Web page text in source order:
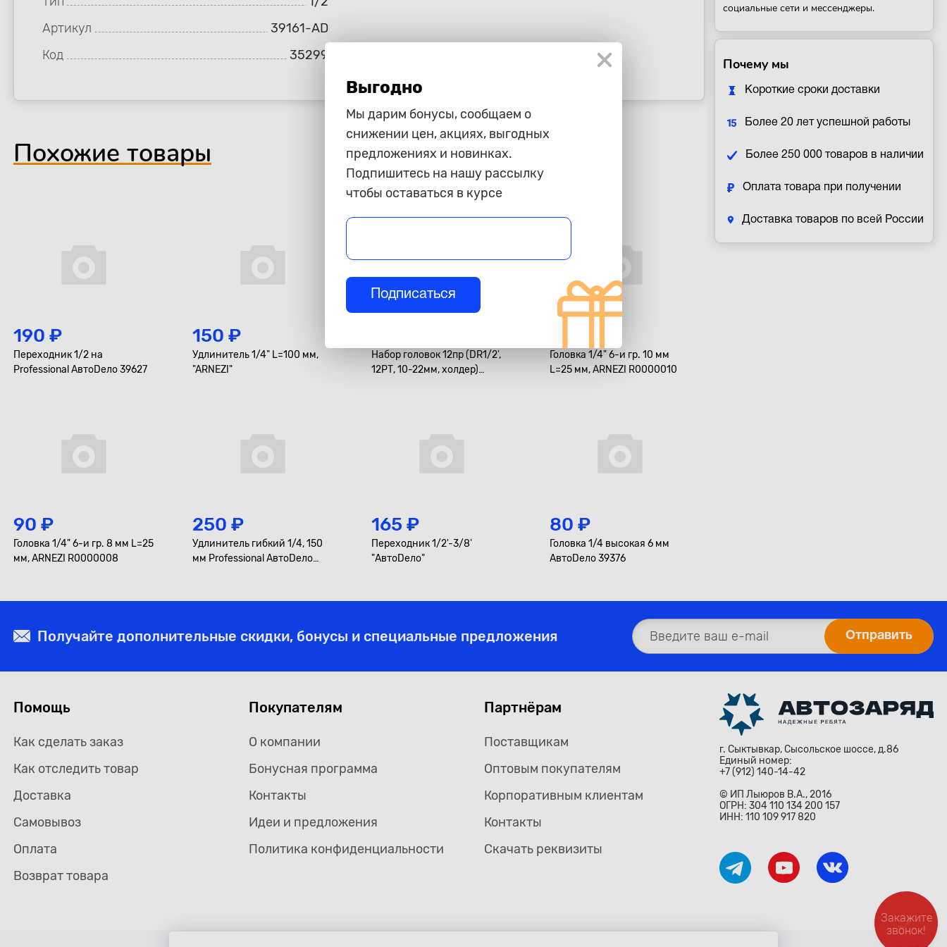
Артикул
39161-AD
Код
35299
Похожие товары
190 ₽
Переходник 1/2 на
Professional АвтоDело 39627
150 ₽
Удлинитель 1/4" L=100 мм,
"ARNEZI"
Набор головок 12пр (DR1/2',
12РТ, 10-22мм, холдер)
Головка 1/4" 6-и гр. 10 мм
L=25 мм, ARNEZI R0000010
90 ₽
Головка 1/4" 6-и гр. 8 мм L=25
мм, ARNEZI R0000008
250 ₽
Удлинитель гибкий 1/4, 150
мм Professional АвтоDело
165 ₽
Переходник 1/2'-3/8'
"АвтоDело"
80 ₽
Головка 1/4 высокая 6 мм
АвтоDело 39376
социальные сети и мессенджеры.
Почему мы
Короткие сроки доставки
Более 20 лет успешной работы
Более 250 000 товаров в наличии
Оплата товара при получении
Доставка товаров по всей России
Получайте дополнительные скидки, бонусы и специальные предложения
Помощь
Как сделать заказ
Как отследить товар
Доставка
Самовывоз
Оплата
Возврат товара
Покупателям
О компании
Бонусная программа
Контакты
Идеи и предложения
Политика конфиденциальности
Партнёрам
Поставщикам
Оптовым покупателям
Корпоративным клиентам
Контакты
Скачать реквизиты
г. Сыктывкар, Сысольское шоссе, д.86
Единый номер:
+7 (912) 140-14-42
© ИП Лыюров В.А., 2016
ОГРН: 304 110 134 200 157
ИНН: 110 109 917 820
Выгодно
Мы дарим бонусы, сообщаем о
снижении цен, акциях, выгодных
предложениях и новинках.
Подпишитесь на нашу рассылку
чтобы оставаться в курсе
Подписаться
Закажите
звонок!